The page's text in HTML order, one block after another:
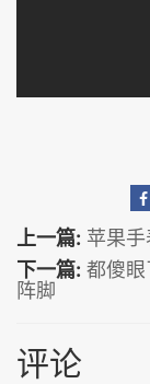
上一篇: 苹果手
下一篇: 都傻
阵脚
评论